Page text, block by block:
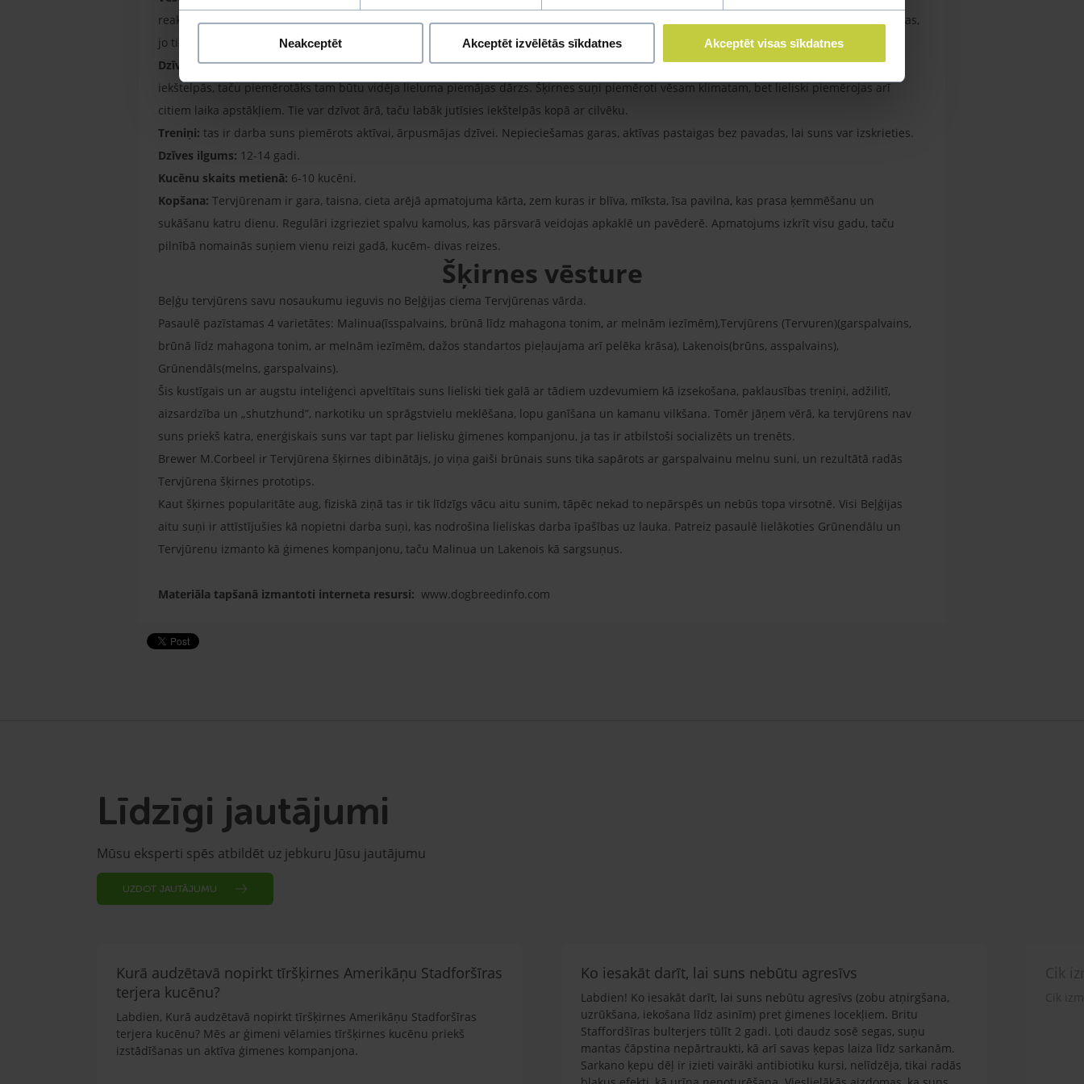
Neakceptēt Akceptēt izvēlētās sīkdatnes Akceptēt visas sīkdatnes
reakcijas, acu problēmas, pārmērīga kautrība vai agresivitāte, kā arī sastopama elkoņu un gūžu displāzija. Jāuzmanās no suņa pārbarošanas,
jo tiem ir tendence aptaukoties un kļūt laiskiem.
Dzīvošanas apstākļi:Tervjūrens var dzīvot dzīvoklī, ja tam tiek nodrošinātas atbilstošas fiziskas aktivitātes ārpus mājas. Tas ir vidēji aktīvs
iekštelpās, taču piemērotāks tam būtu vidēja lieluma piemājas dārzs. Šķirnes suņi piemēroti vēsam klimatam, bet lieliski piemērojas arī
citiem laika apstākļiem. Tie var dzīvot ārā, taču labāk jutīsies iekštelpās kopā ar cilvēku.
Treniņi: tas ir darba suns piemērots aktīvai, ārpusmājas dzīvei. Nepieciešamas garas, aktīvas pastaigas bez pavadas, lai suns var izskrieties.
Dzīves ilgums: 12-14 gadi.
Kucēnu skaits metienā: 6-10 kucēni.
Kopšana: Tervjūrenam ir gara, taisna, cieta arējā apmatojuma kārta, zem kuras ir blīva, mīksta, īsa pavilna, kas prasa ķemmēšanu un
sukāšanu katru dienu. Regulāri izgrieziet spalvu kamolus, kas pārsvarā veidojas apkaklē un pavēderē. Apmatojums izkrīt visu gadu, taču
pilnībā nomainās suņiem vienu reizi gadā, kucēm- divas reizes.
Šķirnes vēsture
Beļģu tervjūrens savu nosaukumu ieguvis no Beļģijas ciema Tervjūrenas vārda.
Pasaulē pazīstamas 4 varietātes: Malinua(īsspalvains, brūnā līdz mahagona tonim, ar melnām iezīmēm),Tervjūrens (Tervuren)(garspalvains,
brūnā līdz mahagona tonim, ar melnām iezīmēm, dažos standartos pieļaujama arī pelēka krāsa), Lakenois(brūns, asspalvains),
Grūnendāls(melns, garspalvains).
Šis kustīgais un ar augstu inteliģenci apveltītais suns lieliski tiek galā ar tādiem uzdevumiem kā izsekošana, paklausības treniņi, adžilitī,
aizsardzība un „shutzhund”, narkotiku un sprāgstvielu meklēšana, lopu ganīšana un kamanu vilkšana. Tomēr jāņem vērā, ka tervjūrens nav
suns priekš katra, enerģiskais suns var tapt par lielisku ģimenes kompanjonu, ja tas ir atbilstoši socializēts un trenēts.
Brewer M.Corbeel ir Tervjūrena šķirnes dibinātājs, jo viņa gaiši brūnais suns tika sapārots ar garspalvainu melnu suni, un rezultātā radās
Tervjūrena šķirnes prototips.
Kaut šķirnes popularitāte aug, fiziskā ziņā tas ir tik līdzīgs vācu aitu sunim, tāpēc nekad to nepārspēs un nebūs topa virsotnē. Visi Beļģijas
aitu suņi ir attīstījušies kā nopietni darba suņi, kas nodrošina lieliskas darba īpašības uz lauka. Patreiz pasaulē lielākoties Grūnendālu un
Tervjūrenu izmanto kā ģimenes kompanjonu, taču Malinua un Lakenois kā sargsuņus.
Materiāla tapšanā izmantoti interneta resursi: www.dogbreedinfo.com
Līdzīgi jautājumi
Mūsu eksperti spēs atbildēt uz jebkuru Jūsu jautājumu
UZDOT JAUTĀJUMU
Kurā audzētavā nopirkt tīršķirnes Amerikāņu Stadforšīras
terjera kucēnu?
Labdien, Kurā audzētavā nopirkt tīršķirnes Amerikāņu Stadforšīras
terjera kucēnu? Mēs ar ģimeni vēlamies tīršķirnes kucēnu priekš
izstādīšanas un aktīva ģimenes kompanjona.
Ko iesakāt darīt, lai suns nebūtu agresīvs
Labdien! Ko iesakāt darīt, lai suns nebūtu agresīvs (zobu atņirgšana,
uzrūkšana, iekošana līdz asinīm) pret ģimenes locekļiem. Britu
Staffordšīras bulterjers tūlīt 2 gadi. Ļoti daudz sosē segas, suņu
mantas čāpstina nepārtraukti, kā arī savas ķepas laiza līdz sarkanām.
Sarkano ķepu dēļ ir izieti vairāki antibiotiku kursi, nelīdzēja, tikai radās